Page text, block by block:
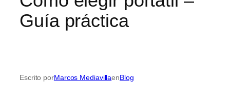
Guía práctica
Escrito porMarcos MediavillaenBlog